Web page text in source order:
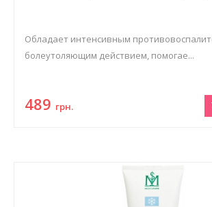
Обладает интенсивным
болеутоляющим действием, помогае...
489 грн.